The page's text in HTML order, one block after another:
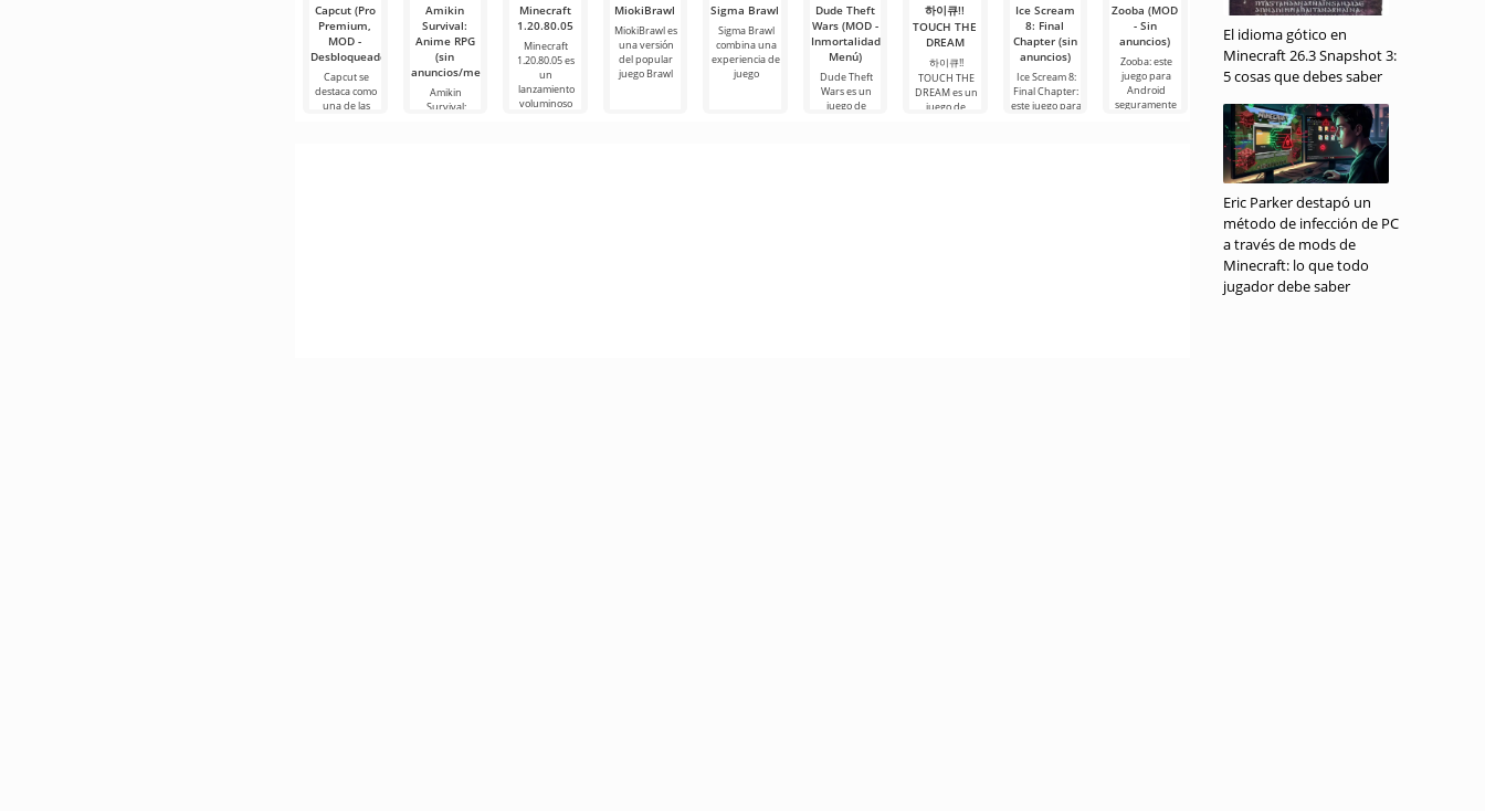
Capcut (Pro
Premium,
MOD -
Desbloqueado)
Capcut se
destaca como
una de las
Amikin
Survival:
Anime RPG
(sin
anuncios/menú)
Amikin
Survival:
Minecraft
1.20.80.05
Minecraft
1.20.80.05 es
un
lanzamiento
voluminoso
MiokiBrawl
MiokiBrawl es
una versión
del popular
juego Brawl
Sigma Brawl
Sigma Brawl
combina una
experiencia de
juego
Dude Theft
Wars (MOD -
Inmortalidad,
Menú)
Dude Theft
Wars es un
juego de
하이큐!!
TOUCH THE
DREAM
하이큐!!
TOUCH THE
DREAM es un
juego de
Ice Scream
8: Final
Chapter (sin
anuncios)
Ice Scream 8:
Final Chapter:
este juego para
Zooba (MOD
- Sin
anuncios)
Zooba: este
juego para
Android
seguramente
Black Clover
Mobile
Mobile es un
juego basado
Dead God
Survival
(MOD -
Menú)
Land - Light
Survival: este
juego para
El idioma gótico en
Minecraft 26.3 Snapshot 3:
5 cosas que debes saber
Eric Parker destapó un
método de infección de PC
a través de mods de
Minecraft: lo que todo
jugador debe saber